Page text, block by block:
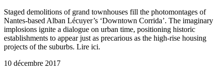
Staged demolitions of grand townhouses fill the photomontages of
Nantes-based Alban Lécuyer’s ‘Downtown Corrida’. The imaginary
implosions ignite a dialogue on urban time, positioning historic
establishments to appear just as precarious as the high-rise housing
projects of the suburbs. Lire ici.
10 décembre 2017